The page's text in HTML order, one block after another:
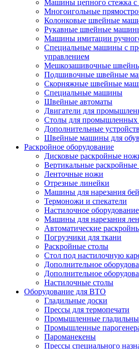
Машины цепного стежка с
Многоигольные
Колонковые швейные
Рукавные швейные
Машины имитации
Специальные машины с
управлением
Мешкозашивочные
Подшивочные швейные
Скорняжные швейные
Специальные машины
Швейные автоматы
Двигатели для
Столы для
Дополнительные
Швейные машины для
Раскройное оборудование
Дисковые раскройные
Вертикальные
Ленточные ножи
Отрезные линейки
Машины для нарезания
Термоножи и спекатели
Настилочное оборудование
Машины для нарезания
Автоматические
Погрузчики для ткани
Раскройные столы
Стол под настилочную
Дополнительное
Дополнительное
Настилочные столы
Оборудование для ВТО
Гладильные доски
Прессы для термопечати
Промышленные
Промышленные
Пароманекены
Прессы специального